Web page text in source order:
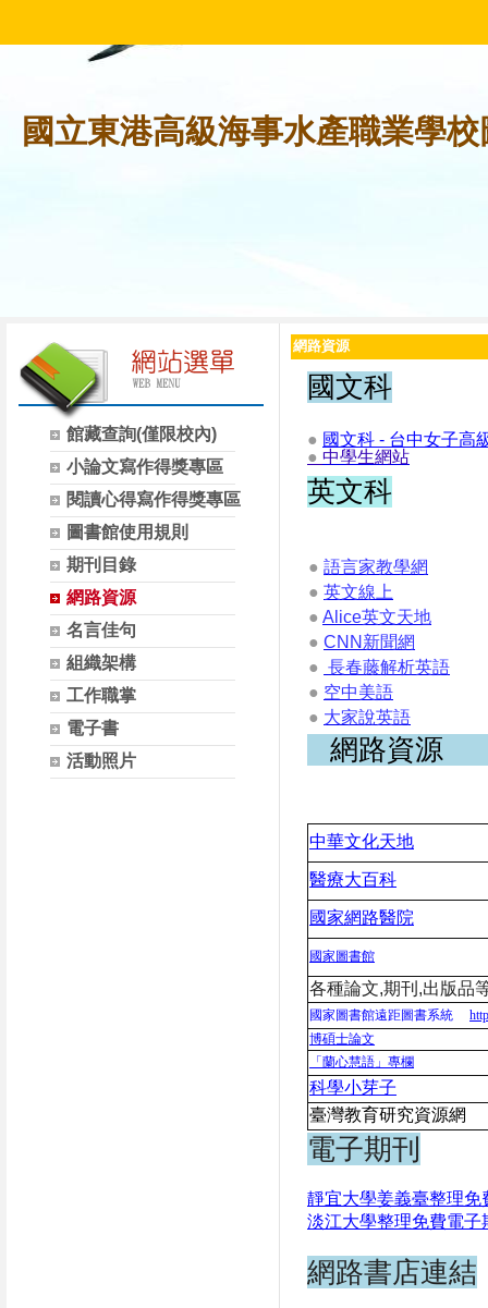
國立東港高級海事水產職業學
館藏查詢(僅限校內)
小論文寫作得獎專區
閱讀心得寫作得獎專區
圖書館使用規則
期刊目錄
網路資源
名言佳句
組織架構
工作職掌
電子書
活動照片
網路資源
國文科
● 國文科 - 台中女子高
● 中學生網站
英文科
● 語言家教學網
● 英文線上
● Alice英文天地
● CNN 新聞網
● 長春藤解析英語
● 空中美語
● 大家說英語
網路資源
中華文化天地
醫療大百科
國家網路醫院
國家圖書館
各種論文,期刊 ,出版品
國家圖書館遠距圖書系統
博碩士論文
「蘭心慧語」專欄
科學小芽子
臺灣教育研究資源網
電子期刊
靜宜大學姜義臺整理免
淡江大學整理免費電
網路書店連結